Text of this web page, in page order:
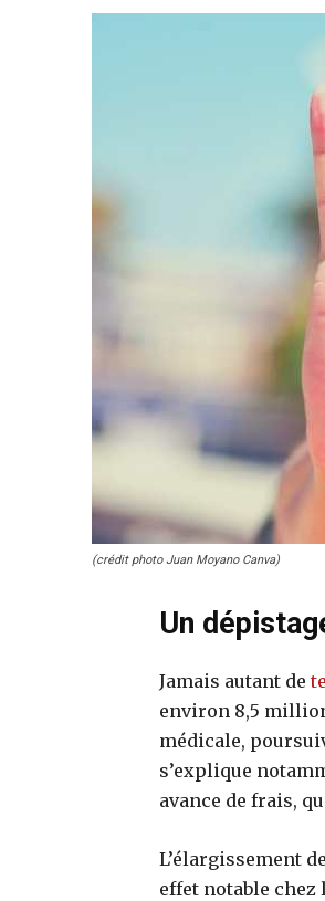
(crédit photo Juan Moyano Canva)
Un
Jamais autant de
environ 8,5
médicale,
s’explique
avance de frais,
L’élargissement
effet notable chez